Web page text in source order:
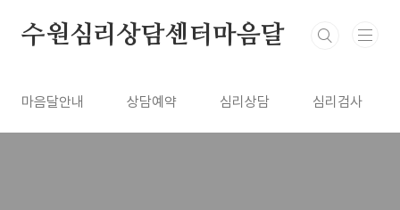
수원심리상담센터마음달
마음달안내 상담예약 심리상담 심리검사